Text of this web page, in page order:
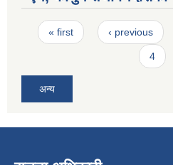
Pages
« first ‹ previous
4
अन्य